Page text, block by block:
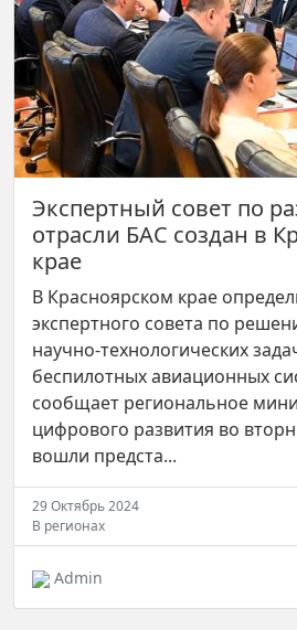
Экспертный совет по
отрасли БАС создан в
крае
В Красноярском крае
экспертного совета по
научно-технологических
беспилотных авиационных
сообщает региональное
цифрового развития во
вошли предста...
29 Октябрь 2024
В регионах
Admin